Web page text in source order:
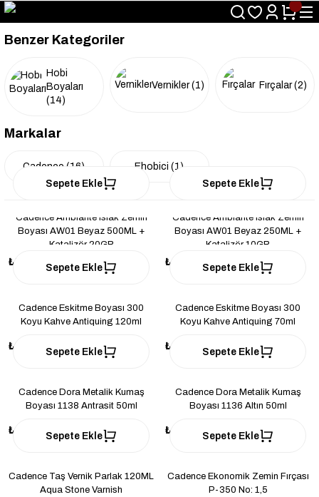
Size Özel "HG10" Kodu ile Sepette Hemen %10 İndirim Fırsatını
Kaçırmayın!
Benzer Kategoriler
Hobi
Boyaları
(14)
Vernikler(1) Fırçalar(2)
Markalar
Cadence (16) Ehobici(1)
Sepete Ekle
Cadence Ambiante Islak Zemin
Boyası AW01 Beyaz 500ML +
Katalizör 20GR
₺785
Sepete Ekle
Cadence Ambiante Islak Zemin
Boyası AW01 Beyaz 250ML +
Katalizör 10GR
₺420
Sepete Ekle
Cadence Eskitme Boyası 300
Koyu Kahve Antiquing 120ml
₺154
Sepete Ekle
Cadence Eskitme Boyası 300
Koyu Kahve Antiquing 70ml
₺114
Sepete Ekle
Cadence Dora Metalik Kumaş
Boyası 1138 Antrasit 50ml
₺133
Sepete Ekle
Cadence Dora Metalik Kumaş
Boyası 1136 Altın 50ml
₺133
Sepete Ekle
Cadence Taş Vernik Parlak 120ML
Aqua Stone Varnish
Sepete Ekle
Cadence Ekonomik Zemin Fırçası
P-350 No: 1,5